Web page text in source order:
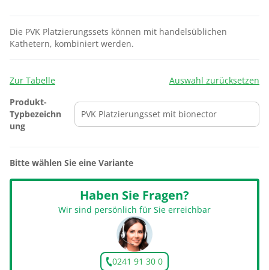
Die PVK Platzierungssets können mit handelsüblichen
Kathetern, kombiniert werden.
Zur Tabelle
Auswahl zurücksetzen
Produkt-
Typbezeichn
ung
Bitte wählen Sie eine Variante
Haben Sie Fragen?
Wir sind persönlich für Sie erreichbar
0241 91 30 0